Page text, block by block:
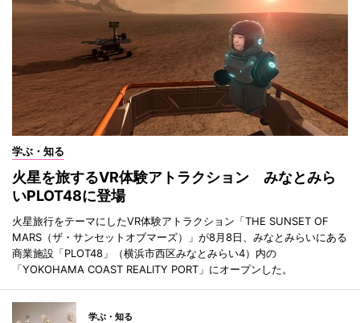
学ぶ・知る
火星を旅するVR体験アトラクション みなとみら
いPLOT48に登場
火星旅行をテーマにしたVR体験アトラクション「THE SUNSET OF
MARS（ザ・サンセットオブマーズ）」が8月8日、みなとみらいにある
商業施設「PLOT48」（横浜市西区みなとみらい4）内の
「YOKOHAMA COAST REALITY PORT」にオープンした。
学ぶ・知る